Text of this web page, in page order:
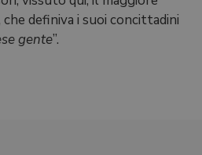
definiva i suoi concittadini
gente”.